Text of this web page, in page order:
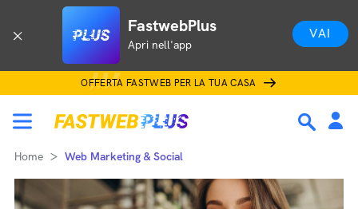
FastwebPlus
Apri nell'app
VAI
OFFERTA FASTWEB PER LA TUA CASA
Home Web Marketing & Social